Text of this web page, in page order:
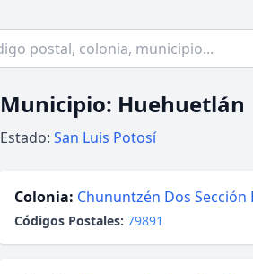
Municipio: Huehuetlán
Estado: San Luis Potosí
Colonia: Chununtzén Dos Sección
Códigos Postales: 79891